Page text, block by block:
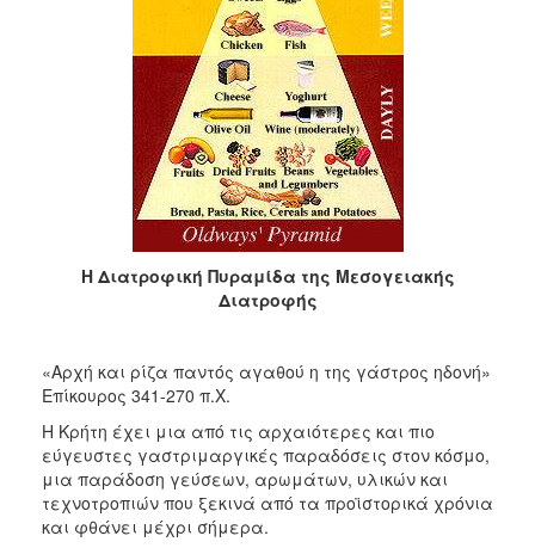
Η Διατροφική Πυραμίδα της Μεσογειακής
Διατροφής
«Αρχή και ρίζα παντός αγαθού η της γάστρος ηδονή»
Επίκουρος 341-270 π.Χ.
Η Κρήτη έχει μια από τις αρχαιότερες και πιο
εύγευστες γαστριμαργικές παραδόσεις στον κόσμο,
μια παράδοση γεύσεων, αρωμάτων, υλικών και
τεχνοτροπιών που ξεκινά από τα προϊστορικά χρόνια
και φθάνει μέχρι σήμερα.